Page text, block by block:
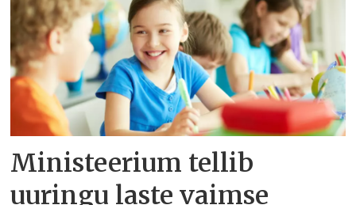
Ministeerium tellib
uuringu laste vaimse